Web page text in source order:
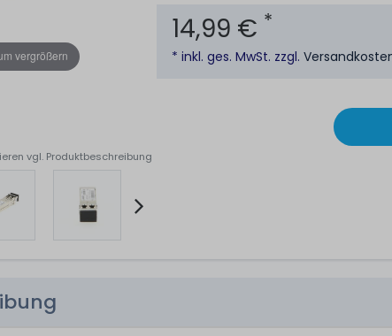
vergrößern
vgl. Produktbeschreibung
14,99 € *
* inkl. ges. MwSt. zzgl.